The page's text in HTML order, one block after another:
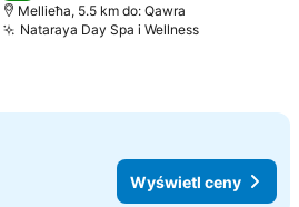
Mellieħa, 5.5 km do: Qawra
Nataraya Day Spa i Wellness
Wyświetl ceny